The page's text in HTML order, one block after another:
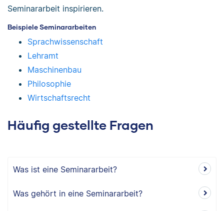
Seminararbeit inspirieren.
Beispiele Seminararbeiten
Sprachwissenschaft
Lehramt
Maschinenbau
Philosophie
Wirtschaftsrecht
Häufig gestellte Fragen
Was ist eine Seminararbeit?
Was gehört in eine Seminararbeit?